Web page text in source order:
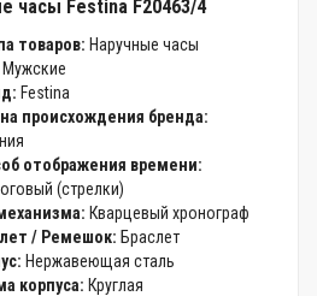
часы Festina F20463/4
товаров: Наручные часы
Мужские
Festina
происхождения бренда:
отображения времени:
(стрелки)
Кварцевый хронограф
/ Ремешок: Браслет
Нержавеющая сталь
корпуса: Круглая